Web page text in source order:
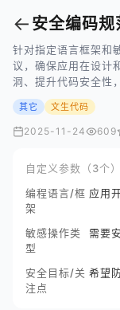
← 安全编码规
针对指定语言框架和
议，确保应用在设计
洞、提升代码安全性
其它 文生代码
2025-11-24 609
自定义参数（3个）
编程语言/框
架
应用
敏感操作类
型
需要
安全目标/关
注点
希望